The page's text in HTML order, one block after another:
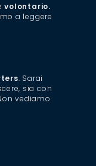
volontario.
a leggere
. Sarai
sia con
vediamo